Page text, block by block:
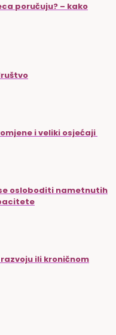
poručuju? – kako
i veliki osjećaji
osloboditi nametnutih
ili kroničnom